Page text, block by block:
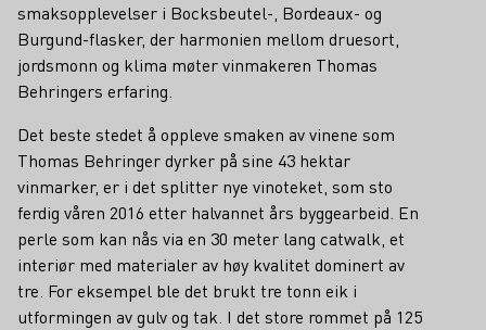
smaksopplevelser i Bocksbeutel-, Bordeaux- og
Burgund-flasker, der harmonien mellom druesort,
jordsmonn og klima møter vinmakeren Thomas
Behringers erfaring.
Det beste stedet å oppleve smaken av vinene som
Thomas Behringer dyrker på sine 43 hektar
vinmarker, er i det splitter nye vinoteket, som sto
ferdig våren 2016 etter halvannet års byggearbeid. En
perle som kan nås via en 30 meter lang catwalk, et
interiør med materialer av høy kvalitet dominert av
tre. For eksempel ble det brukt tre tonn eik i
utformingen av gulv og tak. I det store rommet på 125